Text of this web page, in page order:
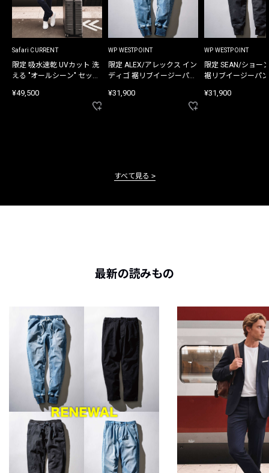
Safari CURRENT
限定 吸水速乾 UVカット 洗
える "オールシーン" セット
¥49,500
WP WESTPOINT
限定 ALEX/アレックス イン
ディゴ 裾リブイージーパン
¥31,900
WP WESTPOINT
限定 SEAN/ショー
裾リブイージーパ
¥31,900
すべて見る
最新の読みもの